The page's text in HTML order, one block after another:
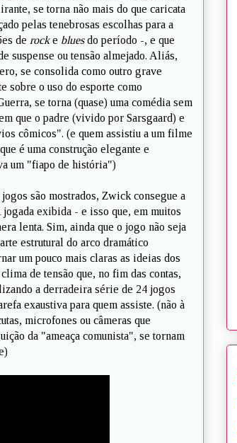
se torna não mais do que caricata
pelas tenebrosas escolhas para a
de rocke bluesdo período -, e que
suspense ou tensão almejado. Aliás,
se consolida como outro grave
sobre o uso do esporte como
se torna (quase) uma comédia sem
que o padre (vivido por Sarsgaard) e
cômicos". (e quem assistiu a um filme
é uma construção elegante e
um "fiapo de história")
são mostrados, Zwick consegue a
exibida - e isso que, em muitos
lenta. Sim, ainda que o jogo não seja
estrutural do arco dramático
um pouco mais claras as ideias dos
de tensão que, no fim das contas,
a derradeira série de 24 jogos
exaustiva para quem assiste. (não à
microfones ou câmeras que
da "ameaça comunista", se tornam